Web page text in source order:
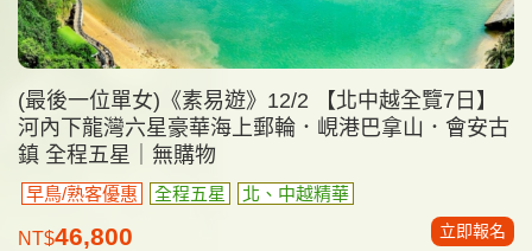
(最後一位單女)《素易遊》12/2 【北中越全覽7日】
河內下龍灣六星豪華海上郵輪．峴港巴拿山．會安古
鎮 全程五星｜無購物
早鳥/熟客優惠 全程五星 北、中越精華
NT$46,800 立即報名